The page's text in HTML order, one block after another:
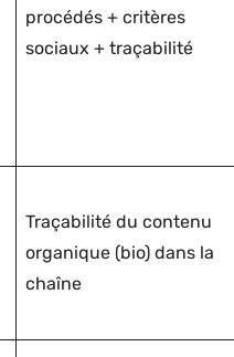
procédés + critères
sociaux + traçabilité
Traçabilité du contenu
organique (bio) dans la
chaîne